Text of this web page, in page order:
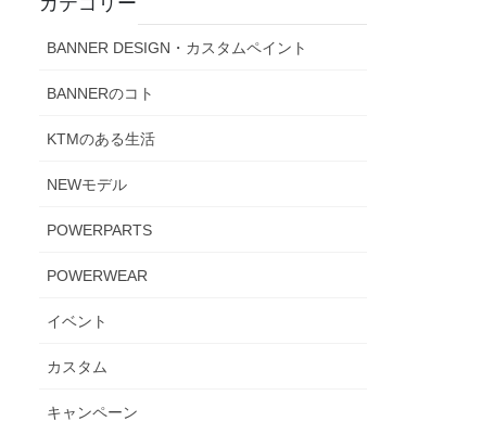
BANNER DESIGN・カスタムペイント
BANNERのコト
KTMのある生活
NEWモデル
POWERPARTS
POWERWEAR
イベント
カスタム
キャンペーン